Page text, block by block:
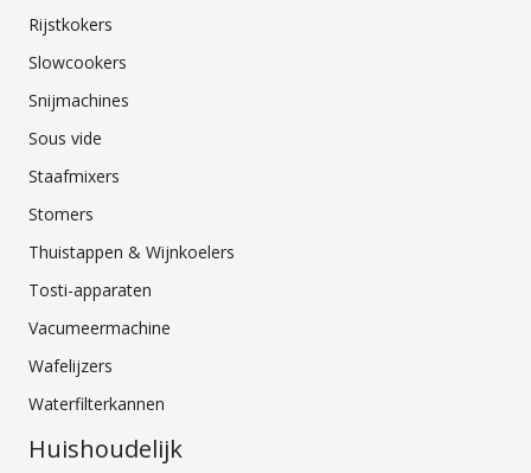
Rijstkokers
Slowcookers
Snijmachines
Sous vide
Staafmixers
Stomers
Thuistappen & Wijnkoelers
Tosti-apparaten
Vacumeermachine
Wafelijzers
Waterfilterkannen
Huishoudelijk